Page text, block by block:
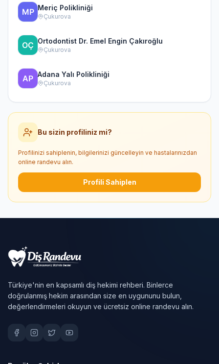
Meriç Polikliniği
Çukurova
Ortodontist Dr. Emel Engin Çakıroğlu
Çukurova
Adana Yalı Polikliniği
Çukurova
Bu sizin profiliniz mi?
Profilinizi sahiplenin, bilgilerinizi güncelleyin ve hastalarınızdan
online randevu alın.
Profili Sahiplen
Türkiye'nin en kapsamlı diş hekimi rehberi. Binlerce
doğrulanmış hekim arasından size en uygununu bulun,
değerlendirmeleri okuyun ve ücretsiz online randevu alın.